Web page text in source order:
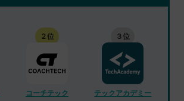
２位
コーチテック
３位
テックアカデミー